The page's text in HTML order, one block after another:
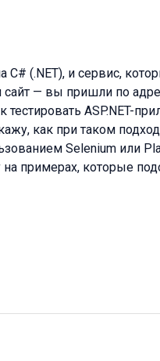
(.NET), и сервис,
сайт — вы пришли по
ASP.NET-
как при таком
Selenium или
примерах, которые